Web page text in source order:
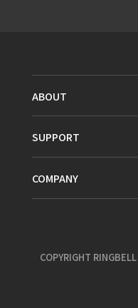
ABOUT
SUPPORT
COMPANY
COPYRIGHT